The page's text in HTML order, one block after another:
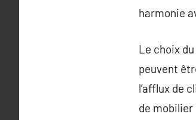
harmonie
Le choix
peuvent
l’afflux de
de